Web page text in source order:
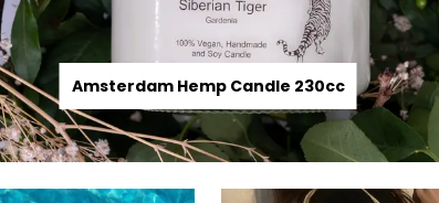
Amsterdam Hemp Candle 230cc